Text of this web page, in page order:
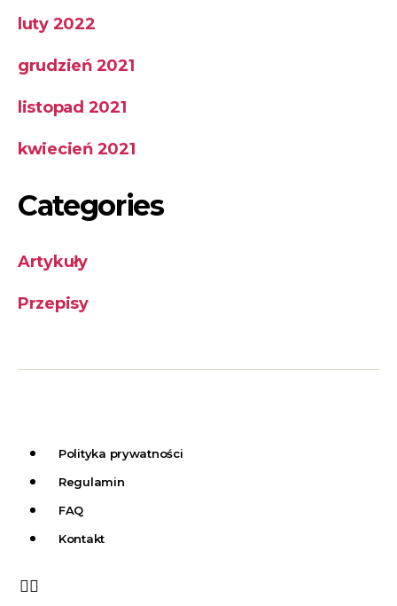
luty 2022
grudzień 2021
listopad 2021
kwiecień 2021
Categories
Artykuły
Przepisy
Polityka prywatności
Regulamin
FAQ
Kontakt